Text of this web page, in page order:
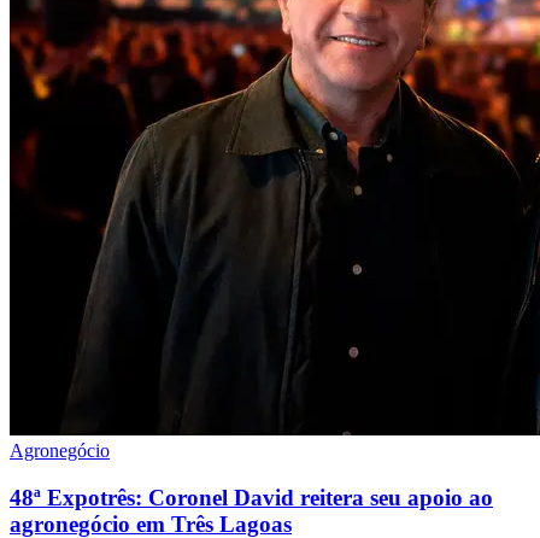
Agronegócio
48ª Expotrês: Coronel David reitera seu apoio ao
agronegócio em Três Lagoas